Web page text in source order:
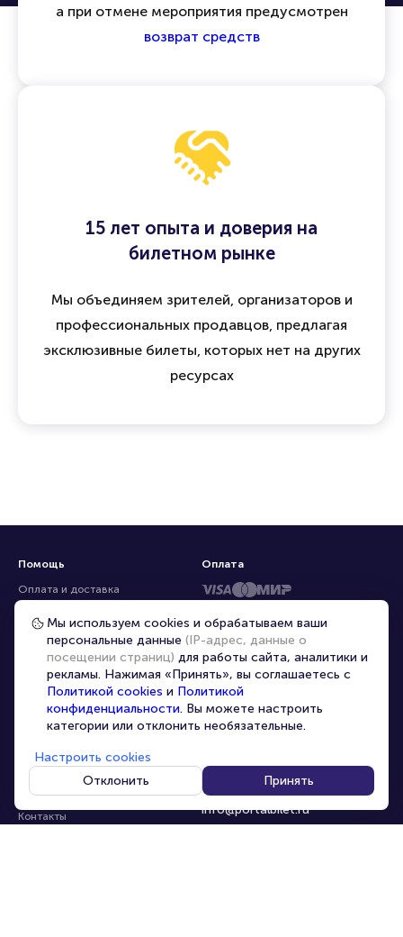
а при отмене мероприятия предусмотрен
возврат средств
15 лет опыта и доверия на
билетном рынке
Мы объединяем зрителей, организаторов и
профессиональных продавцов, предлагая
эксклюзивные билеты, которых нет на других
ресурсах
Помощь
Оплата и доставка
Частые вопросы
Перепродажа билетов
Организаторам
Корпоративным клиентам
VIP-билеты
Персональные данные
О компании
Контакты
8-800-500-42-62
8-499-226-15-14
info@portalbilet.ru
С 10:00 до 21:00,
Оплата
Мы используем cookies и обрабатываем ваши
персональные данные (IP-адрес, данные о
посещении страниц) для работы сайта, аналитики и
рекламы. Нажимая «Принять», вы соглашаетесь с
Политикой cookies и Политикой
конфиденциальности. Вы можете настроить
категории или отклонить необязательные.
Настроить cookies
Отклонить
Принять